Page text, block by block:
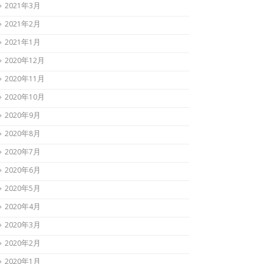
2021年3月
2021年2月
2021年1月
2020年12月
2020年11月
2020年10月
2020年9月
2020年8月
2020年7月
2020年6月
2020年5月
2020年4月
2020年3月
2020年2月